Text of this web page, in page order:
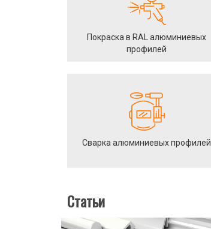
Покраска в RAL алюминиевых
профилей
Сварка алюминиевых профилей
Статьи